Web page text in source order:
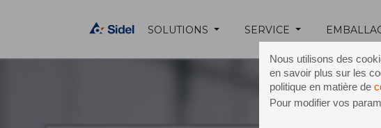
Nous utilisons des
en savoir plus sur les
politique en matière de
Pour modifier vos
SOLUTIONS SERVICE